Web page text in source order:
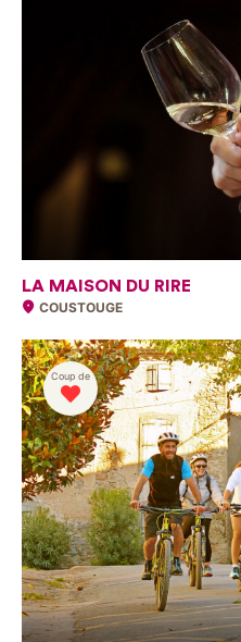
LA MAISON DU RIRE
COUSTOUGE
Coup de